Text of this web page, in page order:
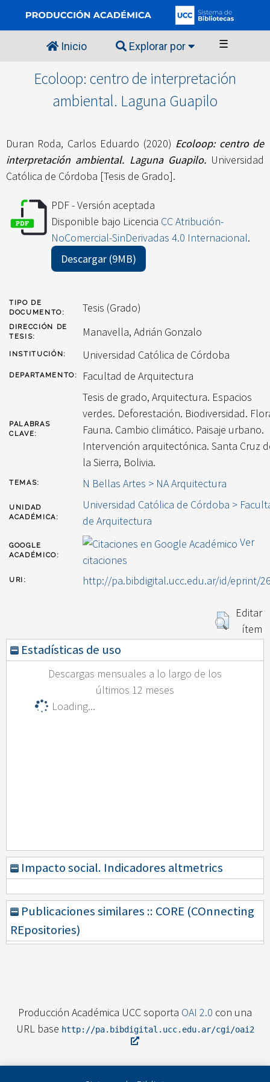
Inicio Explorar por ☰
Ecoloop: centro de interpretación
ambiental. Laguna Guapilo
Duran Roda, Carlos Eduardo (2020) Ecoloop: centro de
interpretación ambiental. Laguna Guapilo.Universidad
Católica de Córdoba [Tesis de Grado].
PDF - Versión aceptada
Disponible bajo Licencia CC Atribución-
NoComercial-SinDerivadas 4.0 Internacional.
Descargar (9MB)
TIPO DE
DOCUMENTO:
Tesis (Grado)
DIRECCIÓN DE
TESIS:
Manavella, Adrián Gonzalo
INSTITUCIÓN: Universidad Católica de Córdoba
DEPARTAMENTO: Facultad de Arquitectura
PALABRAS
CLAVE:
Tesis de grado, Arquitectura. Espacios
verdes. Deforestación. Biodiversidad.
Fauna. Cambio climático. Paisaje urbano.
Intervención arquitectónica. Santa Cruz
la Sierra, Bolivia.
TEMAS: N Bellas Artes > NA Arquitectura
UNIDAD
ACADÉMICA:
Universidad Católica de Córdoba >
de Arquitectura
GOOGLE
ACADÉMICO:
Ver
citaciones
URI: http://pa.bibdigital.ucc.edu.ar/id/eprint/
Editar
ítem
Estadísticas de uso
Descargas mensuales a lo largo de los
últimos 12 meses
Loading...
Impacto social. Indicadores altmetrics
Publicaciones similares :: CORE (COnnecting
REpositories)
Producción Académica UCC soporta OAI 2.0 con una
URL base http://pa.bibdigital.ucc.edu.ar/cgi/oai2